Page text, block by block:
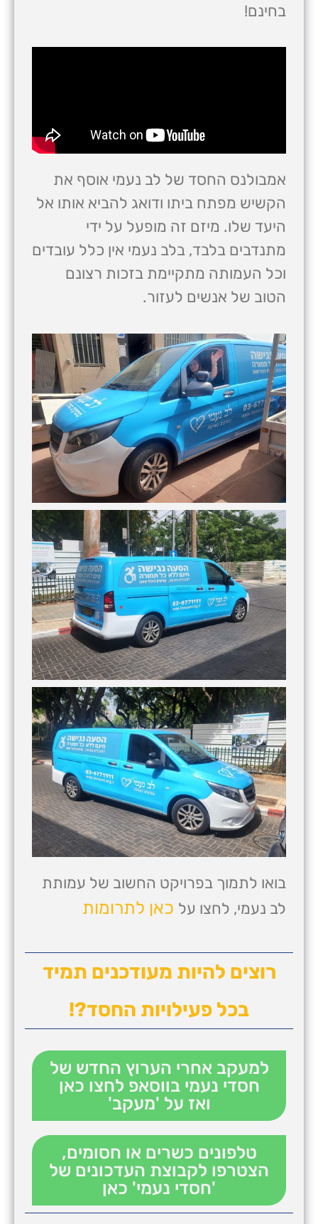
בחינם!
אמבולנס החסד של לב נעמי אוסף את
הקשיש מפתח ביתו ודואג להביא אותו אל
היעד שלו. מיזם זה מופעל על ידי
מתנדבים בלבד, בלב נעמי אין כלל עובדים
וכל העמותה מתקיימת בזכות רצונם
הטוב של אנשים לעזור.
בואו לתמוך בפרויקט החשוב של עמותת
לב נעמי, לחצו על כאן לתרומות
רוצים להיות מעודכנים תמיד
בכל פעילויות החסד?!
למעקב אחרי הערוץ החדש של
חסדי נעמי בווסאפ לחצו כאן
ואז על 'מעקב'
טלפונים כשרים או חסומים,
הצטרפו לקבוצת העדכונים של
'חסדי נעמי' כאן